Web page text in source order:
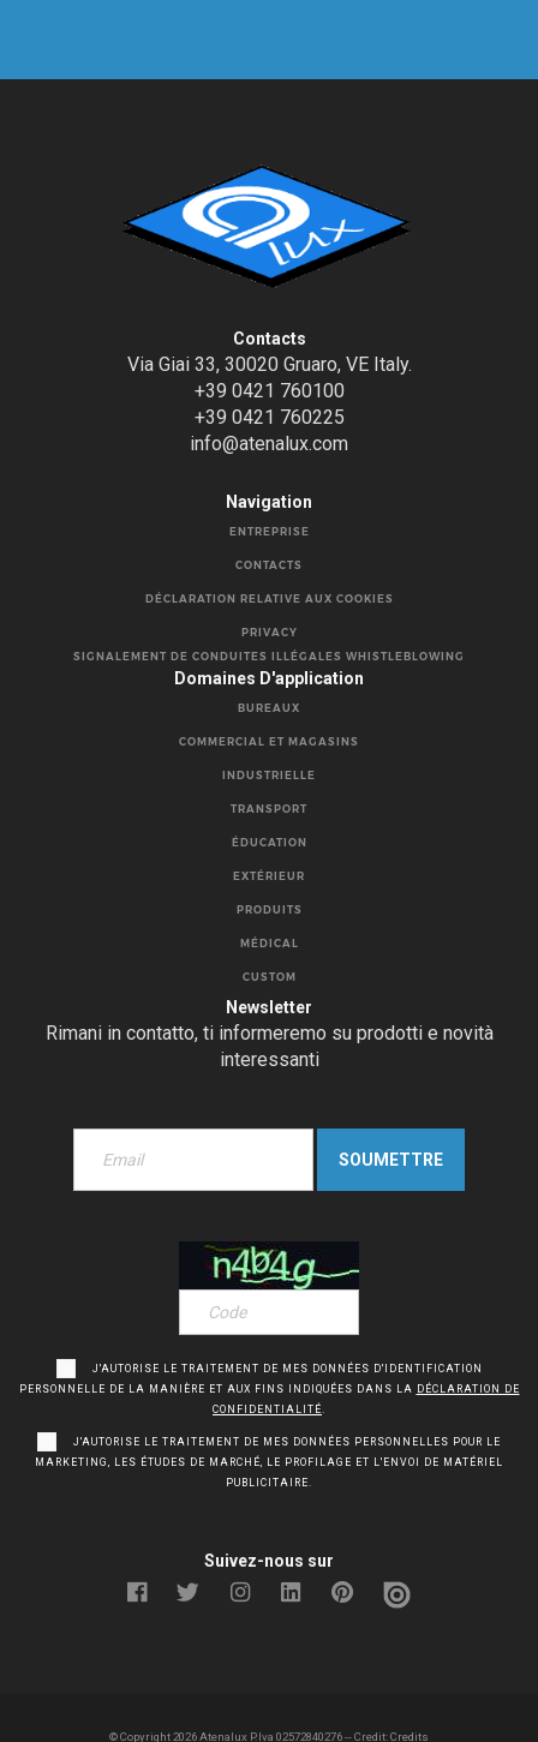
Contacts
Via Giai 33, 30020 Gruaro, VE Italy.
+39 0421 760100
+39 0421 760225
info@atenalux.com
Navigation
ENTREPRISE
CONTACTS
DÉCLARATION RELATIVE AUX COOKIES
PRIVACY
SIGNALEMENT DE CONDUITES ILLÉGALES WHISTLEBLOWING
Domaines D'application
BUREAUX
COMMERCIAL ET MAGASINS
INDUSTRIELLE
TRANSPORT
ÉDUCATION
EXTÉRIEUR
PRODUITS
MÉDICAL
CUSTOM
Newsletter
Rimani in contatto, ti informeremo su prodotti e novità
interessanti
J'AUTORISE LE TRAITEMENT DE MES DONNÉES D'IDENTIFICATION
PERSONNELLE DE LA MANIÈRE ET AUX FINS INDIQUÉES DANS LA DÉCLARATION DE
CONFIDENTIALITÉ
J'AUTORISE LE TRAITEMENT DE MES DONNÉES PERSONNELLES POUR LE
MARKETING, LES ÉTUDES DE MARCHÉ, LE PROFILAGE ET L'ENVOI DE MATÉRIEL
PUBLICITAIRE.
Suivez-nous sur
© Copyright2026 Atenalux P.Iva 02572840276 -- Credit:Credits